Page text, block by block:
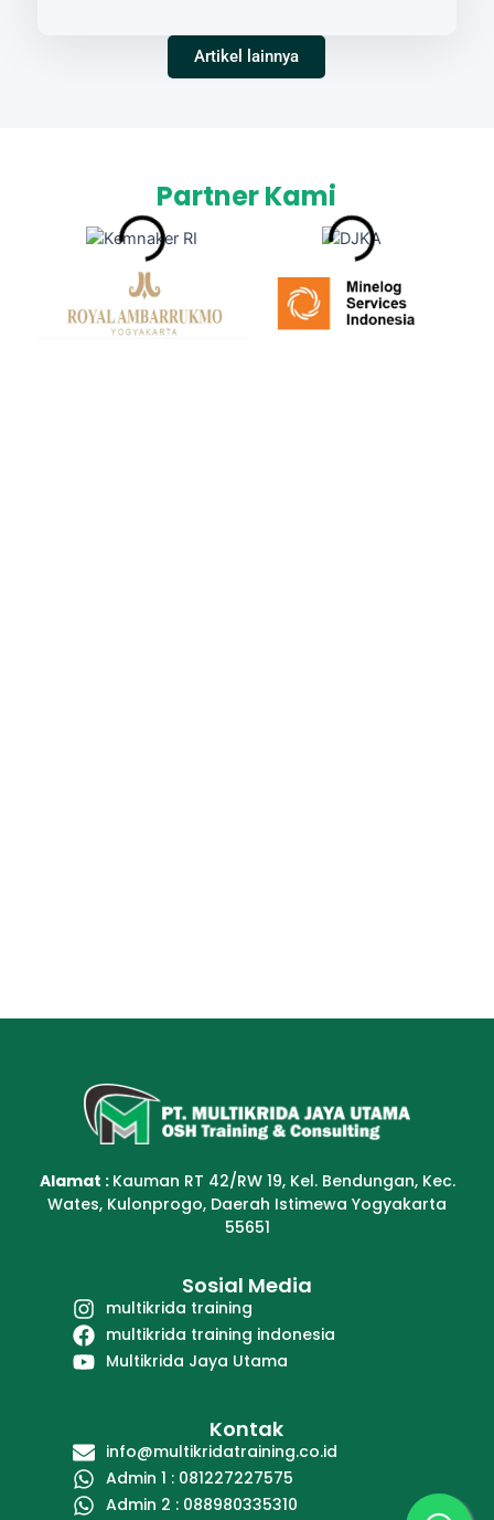
Artikel lainnya
Partner Kami
Alamat : Kauman RT 42/RW 19, Kel. Bendungan, Kec.
Wates, Kulonprogo, Daerah Istimewa Yogyakarta
55651
Kontak
info@multikridatraining.co.id
Admin 1 : 081227227575
Admin 2 : 088980335310
Sosial Media
multikrida training
multikrida training indonesia
Multikrida Jaya Utama